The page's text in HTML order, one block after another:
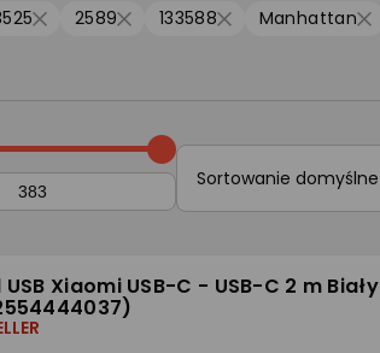
2589 133588 Manhattan
Sortowanie domyślne
Xiaomi USB-C - USB-C 2 m Biały